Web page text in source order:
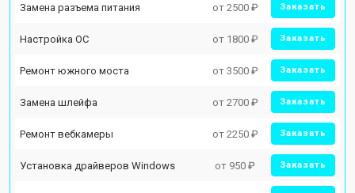
Замена разъема питания от 2500 ₽ Заказать
Настройка ОС от 1800 ₽ Заказать
Ремонт южного моста от 3500 ₽ Заказать
Замена шлейфа от 2700 ₽ Заказать
Ремонт вебкамеры от 2250 ₽ Заказать
Установка драйверов Windows от 950 ₽ Заказать